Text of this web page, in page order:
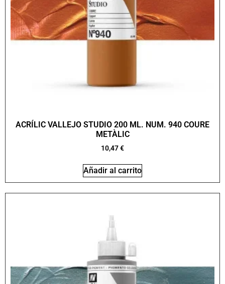
ACRÍLIC VALLEJO STUDIO 200 ML. NUM. 940 COURE
METÀLIC
10,47€
Añadir al carrito